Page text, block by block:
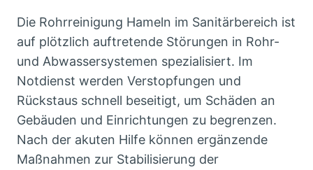
Die Rohrreinigung Hameln im Sanitärbereich ist
auf plötzlich auftretende Störungen in Rohr-
und Abwassersystemen spezialisiert. Im
Notdienst werden Verstopfungen und
Rückstaus schnell beseitigt, um Schäden an
Gebäuden und Einrichtungen zu begrenzen.
Nach der akuten Hilfe können ergänzende
Maßnahmen zur Stabilisierung der